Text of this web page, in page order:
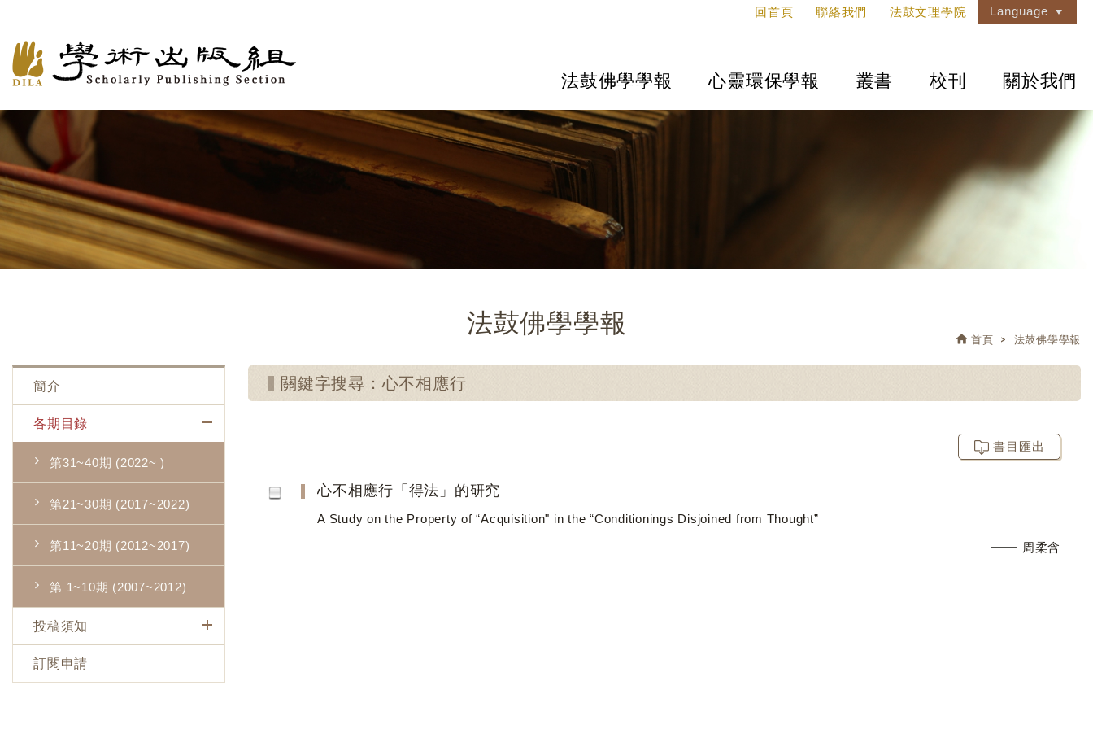
回首頁 聯絡我們 法鼓文理學院 Language
法鼓佛學學報 心靈環保學報 叢書 校刊 關於我們
法鼓佛學學報
首頁 法鼓佛學學報
簡介
各期目錄
第31~40期 (2022~ )
第21~30期 (2017~2022)
第11~20期 (2012~2017)
第 1~10期 (2007~2012)
投稿須知
訂閱申請
關鍵字搜尋：心不相應行
書目匯出
心不相應行「得法」的研究
A Study on the Property of “Acquisition" in the “Conditionings Disjoined from Thought”
周柔含